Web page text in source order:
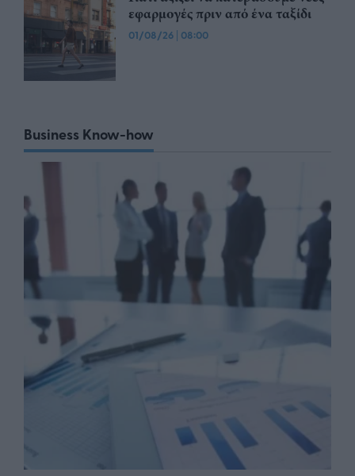
εφαρμογές πριν από ένα ταξίδι
01/08/26 | 08:00
Business Know-how